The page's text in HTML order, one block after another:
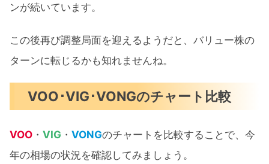
ンが続いています。
この後再び調整局面を迎えるようだと、バリュー株の
ターンに転じるかも知れませんね。
VOO･VIG･VONGのチャート比較
VOO ・ VIG ・ VONGのチャートを比較することで、今
年の相場の状況を確認してみましょう。